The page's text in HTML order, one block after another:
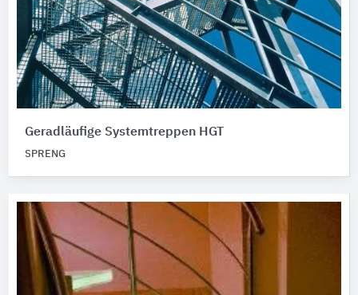
Geradläufige Systemtreppen HGT
SPRENG